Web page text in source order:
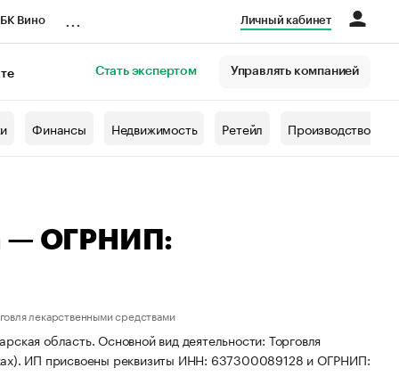
Вино Личный кабинет
Стать экспертом Управлять компанией
Финансы Недвижимость Ретейл Производство
— ОГРНИП:
лекарственными средствами
область. Основной вид деятельности: Торговля
ИП присвоены реквизиты ИНН: 637300089128 и ОГРНИП: